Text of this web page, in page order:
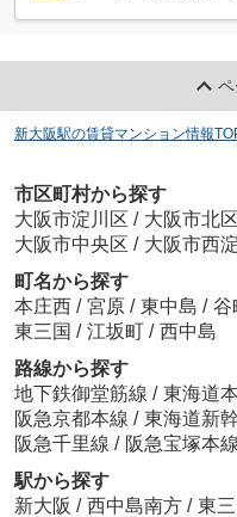
新大阪駅の賃貸マンション情報
市区町村から探す
大阪市淀川区 / 大阪市北区
大阪市中央区 / 大阪市西
町名から探す
本庄西 / 宮原 / 東中島 / 谷
東三国 / 江坂町 / 西中島
路線から探す
地下鉄御堂筋線 / 東海道
阪急京都本線 / 東海道新
阪急千里線 / 阪急宝塚本線
駅から探す
新大阪 / 西中島南方 / 東三